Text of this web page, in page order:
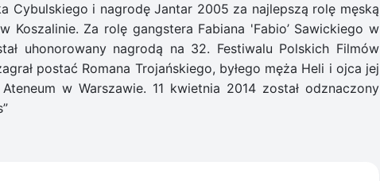
Cybulskiego i nagrodę Jantar 2005 za najlepszą rolę męską
Koszalinie. Za rolę gangstera Fabiana 'Fabio’ Sawickiego w
uhonorowany nagrodą na 32. Festiwalu Polskich Filmów
postać Romana Trojańskiego, byłego męża Heli i ojca jej
w Warszawie. 11 kwietnia 2014 został odznaczony